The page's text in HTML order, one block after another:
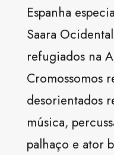
Espanha
Saara
refugiados na
Cromossomos
desorientados
música,
palhaço e ator